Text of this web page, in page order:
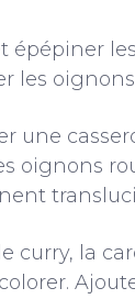
épépiner
les
une
oignons
curry, la